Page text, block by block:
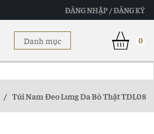
ĐĂNG NHẬP / ĐĂNG KÝ
Danh mục 0
/ Túi Nam Đeo Lưng Da Bò Thật TDL08